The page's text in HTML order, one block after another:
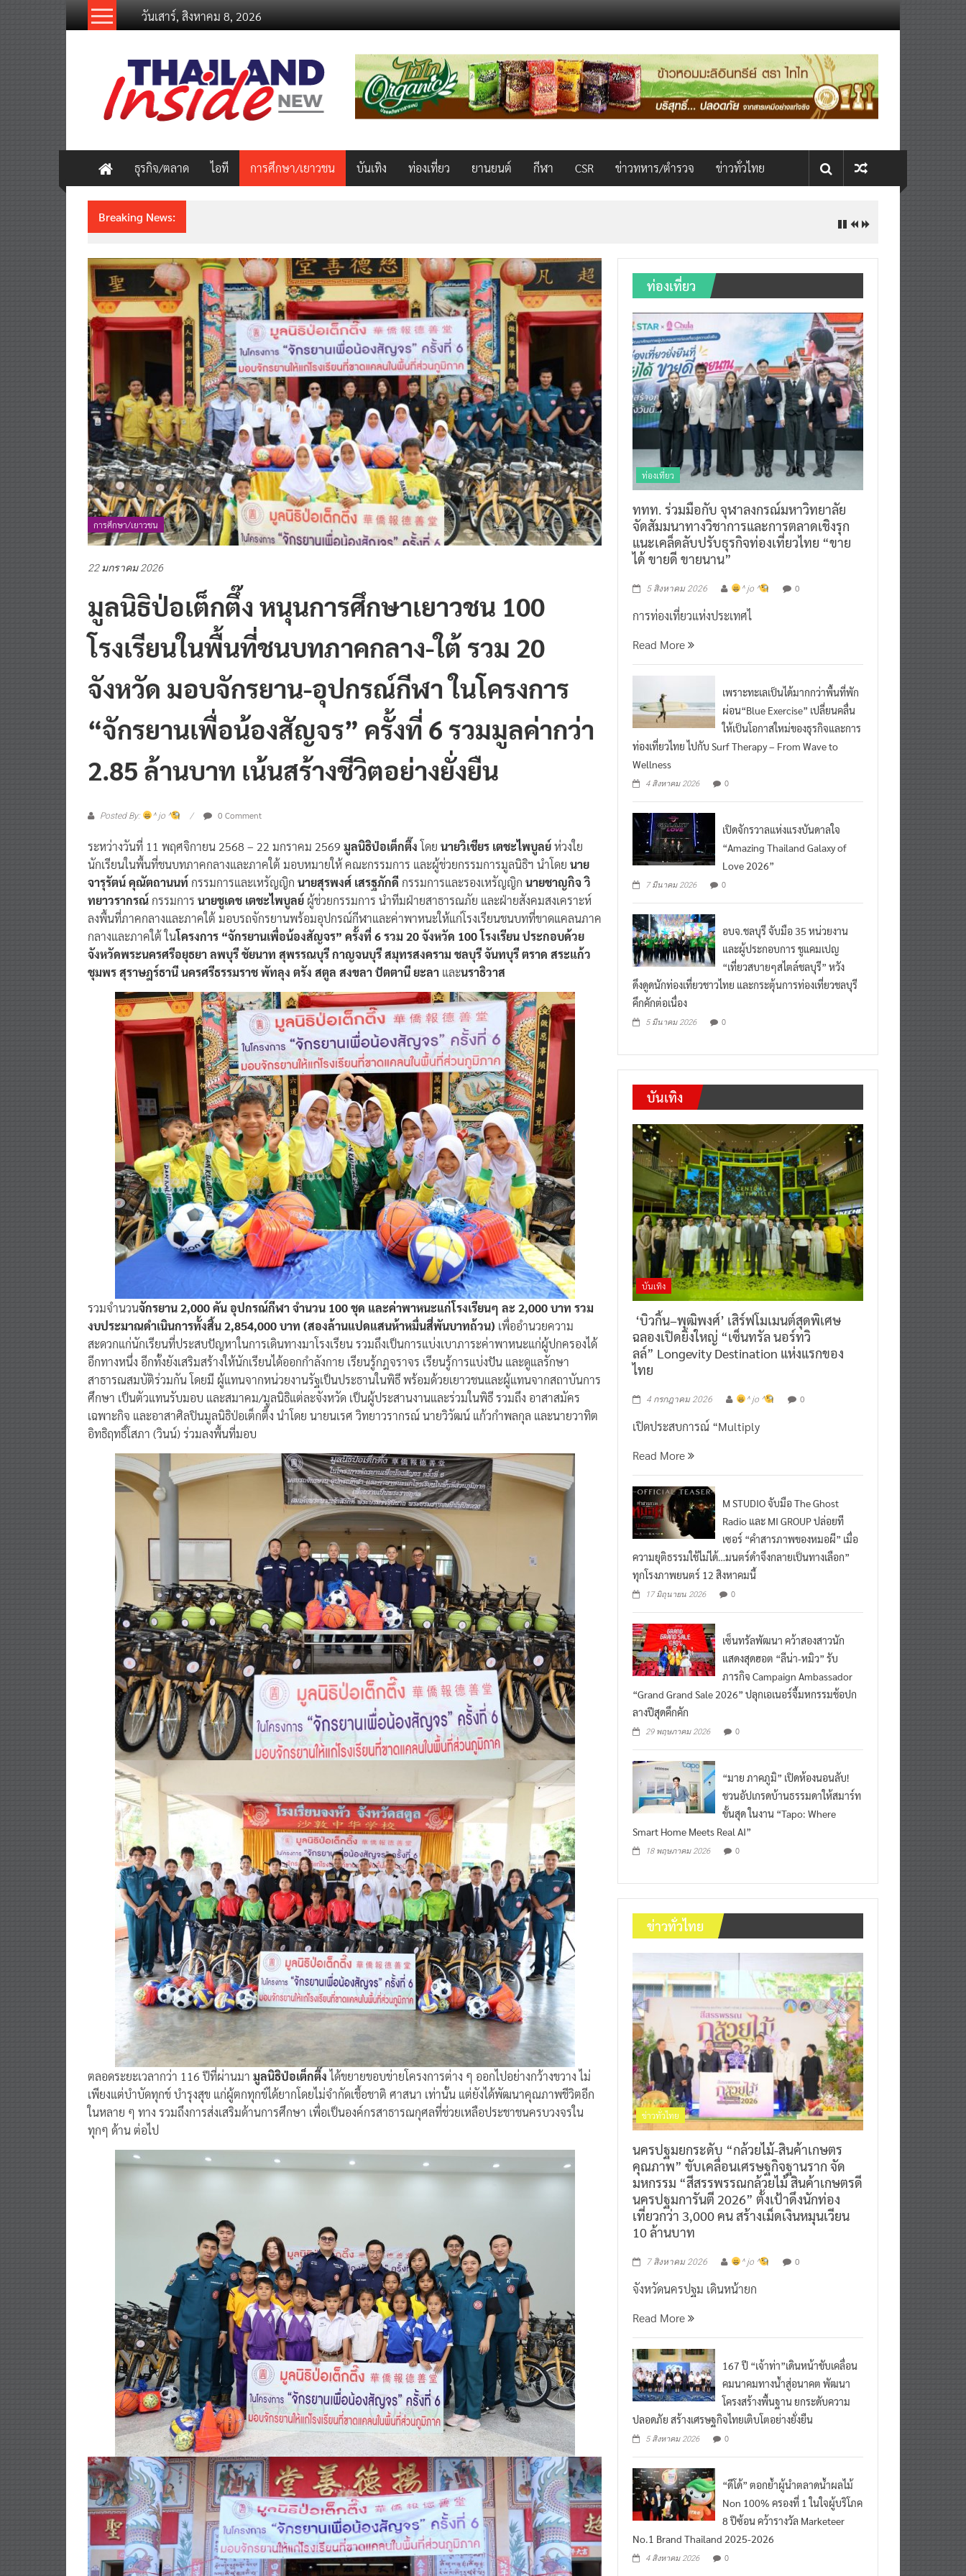
วันเสาร์, สิงหาคม 8, 2026
thailandinsidenew.com
Thailand
Inside
New
ธุรกิจ/ตลาด ไอที การศึกษา/เยาวชน บันเทิง ท่องเที่ยว ยานยนต์ กีฬา CSR ข่าวทหาร/ตำรวจ ข่าวทั่วไทย
Breaking News:
การศึกษา/เยาวชน
มูลนิธิป่อเต็กตึ๊ง หนุนการศึกษาเยาวชน 100
โรงเรียนในพื้นที่ชนบทภาคกลาง-ใต้ รวม 20
จังหวัด มอบจักรยาน-อุปกรณ์กีฬา ในโครงการ
“จักรยานเพื่อน้องสัญจร” ครั้งที่ 6 รวมมูลค่ากว่า
2.85 ล้านบาท เน้นสร้างชีวิตอย่างยั่งยืน
ระหว่างวันที่ 11 พฤศจิกายน 2568 – 22 มกราคม 2569 มูลนิธิป่อเต็กตึ๊ง โดย นายวิเชียร เตชะไพบูลย์ ห่วงใย
นักเรียนในพื้นที่ชนบทภาคกลางและภาคใต้ มอบหมายให้ คณะกรรมการ และผู้ช่วยกรรมการมูลนิธิฯ นำโดยนาย
จารุรัตน์ คุณัตถานนท์กรรมการและเหรัญญิกนายสุรพงศ์ เสรฐภักดี กรรมการและรองเหรัญญิกนายชาญกิจ วิ
ทยาวรากรณ์กรรมการนายชูเดช เตชะไพบูลย์ผู้ช่วยกรรมการ นำทีมฝ่ายสาธารณภัย และฝ่ายสังคมสงเคราะห์
ลงพื้นที่ภาคกลางและภาคใต้ มอบรถจักรยานพร้อมอุปกรณ์กีฬาและค่าพาหนะให้แก่โรงเรียนชนบทที่ขาดแคลนภาค
กลางและภาคใต้ ในโครงการ “จักรยานเพื่อน้องสัญจร” ครั้งที่ 6 รวม 20 จังหวัด 100 โรงเรียน ประกอบด้วย
จังหวัดพระนครศรีอยุธยา ลพบุรี ชัยนาท สุพรรณบุรี กาญจนบุรี สมุทรสงคราม ชลบุรี จันทบุรี ตราด สระแก้ว
ชุมพร สุราษฎร์ธานี นครศรีธรรมราช พัทลุง ตรัง สตูล สงขลา ปัตตานี ยะลา และนราธิวาส
รวมจำนวนจักรยาน 2,000 คัน อุปกรณ์กีฬา จำนวน 100 ชุด และค่าพาหนะแก่โรงเรียนๆ ละ 2,000 บาท รวม
งบประมาณดำเนินการทั้งสิ้น 2,854,000 บาท (สองล้านแปดแสนห้าหมื่นสี่พันบาทถ้วน)เพื่ออำนวยความ
สะดวกแก่นักเรียนที่ประสบปัญหาในการเดินทางมาโรงเรียน รวมถึงเป็นการแบ่งเบาภาระค่าพาหนะแก่ผู้ปกครองได้
อีกทางหนึ่ง อีกทั้งยังเสริมสร้างให้นักเรียนได้ออกกำลังกาย เรียนรู้กฎจราจร เรียนรู้การแบ่งปัน และดูแลรักษา
สาธารณสมบัติร่วมกัน โดยมี ผู้แทนจากหน่วยงานรัฐเป็นประธานในพิธี พร้อมด้วยเยาวชนและผู้แทนจากสถาบันการ
ศึกษา เป็นตัวแทนรับมอบ และสมาคม/มูลนิธิแต่ละจังหวัด เป็นผู้ประสานงานและร่วมในพิธี รวมถึง อาสาสมัคร
เฉพาะกิจ และอาสาศิลปินมูลนิธิป่อเต็กตึ๊ง นำโดย นายนเรศ วิทยาวรากรณ์ นายวิวัฒน์ แก้วกำพลกุล และนายวาทิต
อิทธิฤทธิ์โสภา (วินน์) ร่วมลงพื้นที่มอบ
ตลอดระยะเวลากว่า 116 ปีที่ผ่านมามูลนิธิป่อเต็กตึ๊งได้ขยายขอบข่ายโครงการต่าง ๆ ออกไปอย่างกว้างขวาง ไม่
เพียงแต่บำบัดทุกข์ บำรุงสุข แก่ผู้ตกทุกข์ได้ยากโดยไม่จำกัดเชื้อชาติ ศาสนา เท่านั้น แต่ยังได้พัฒนาคุณภาพชีวิตอีก
ในหลาย ๆ ทาง รวมถึงการส่งเสริมด้านการศึกษา เพื่อเป็นองค์กรสาธารณกุศลที่ช่วยเหลือประชาชนครบวงจรใน
ทุกๆ ด้าน ต่อไป
ท่องเที่ยว
ท่องเที่ยว
ททท. ร่วมมือกับ จุฬาลงกรณ์มหาวิทยาลัย
จัดสัมมนาทางวิชาการและการตลาดเชิงรุก
แนะเคล็ดลับปรับธุรกิจท่องเที่ยวไทย “ขาย
ได้ ขายดี ขายนาน”
การท่องเที่ยวแห่งประเทศไ
ผ่อน“Blue Exercise” เปลี่ยนคลื่น
ให้เป็นโอกาสใหม่ของธุรกิจและการ
ท่องเที่ยวไทย ไปกับ Surf Therapy – From Wave to
Wellness
“Amazing Thailand Galaxy of
Love 2026”
0
และผู้ประกอบการ ชูแคมเปญ
“เที่ยวสบายๆสไตล์ชลบุรี” หวัง
ดึงดูดนักท่องเที่ยวชาวไทย และกระตุ้นการท่องเที่ยวชลบุรี
คึกคักต่อเนื่อง
บันเทิง
บันเทิง
‘บิวกิ้น–พุฒิพงศ์’ เสิร์ฟโมเมนต์สุดพิเศษ
ฉลองเปิดยิ่งใหญ่ “เซ็นทรัล นอร์ทวิ
ลล์” Longevity Destination แห่งแรกของ
ไทย
เปิดประสบการณ์ “Multiply
Radio และ MI GROUP ปล่อยที
เซอร์ “คำสารภาพของหมอผี” เมื่อ
ความยุติธรรมใช้ไม่ได้…มนตร์ดำจึงกลายเป็นทางเลือก”
ทุกโรงภาพยนตร์ 12 สิงหาคมนี้
แสดงสุดฮอต “ลีน่า-หมิว” รับ
ภารกิจ Campaign Ambassador
“Grand Grand Sale 2026” ปลุกเอเนอร์จี้มหกรรมช้อปก
ลางปีสุดคึกคัก
29 พฤษภาคม 2026
ชวนอัปเกรดบ้านธรรมดาให้สมาร์ท
ขั้นสุด ในงาน “Tapo: Where
Smart Home Meets Real AI”
ข่าวทั่วไทย
ข่าวทั่วไทย
นครปฐมยกระดับ “กล้วยไม้-สินค้าเกษตร
คุณภาพ” ขับเคลื่อนเศรษฐกิจฐานราก จัด
มหกรรม “สีสรรพรรณกล้วยไม้ สินค้าเกษตรดี
นครปฐมการันตี 2026” ตั้งเป้าดึงนักท่อง
เที่ยวกว่า 3,000 คน สร้างเม็ดเงินหมุนเวียน
10 ล้านบาท
167 ปี “เจ้าท่า”เดินหน้าขับเคลื่อน
คมนาคมทางน้ำสู่อนาคต พัฒนา
โครงสร้างพื้นฐาน ยกระดับความ
ปลอดภัย สร้างเศรษฐกิจไทยเติบโตอย่างยั่งยืน
0
Non 100% ครองที่ 1 ในใจผู้บริโภค
8 ปีซ้อน คว้ารางวัล Marketeer
No.1 Brand Thailand 2025-2026
0